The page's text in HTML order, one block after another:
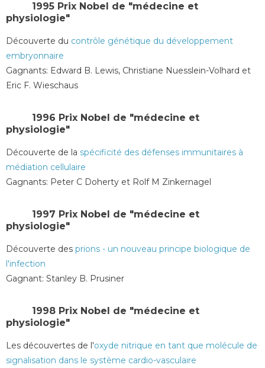
1995 Prix Nobel de "médecine et
physiologie"
Découverte du contrôle génétique du développement
embryonnaire
Gagnants: Edward B. Lewis, Christiane Nuesslein-Volhard et
Eric F. Wieschaus
1996 Prix Nobel de "médecine et
physiologie"
Découverte de la spécificité des défenses immunitaires à
médiation cellulaire
Gagnants: Peter C Doherty et Rolf M Zinkernagel
1997 Prix ​​Nobel de "médecine et
physiologie"
Découverte des prions - un nouveau principe biologique de
l'infection
Gagnant: Stanley B. Prusiner
1998 Prix Nobel de "médecine et
physiologie"
Les découvertes de l'oxyde nitrique en tant que molécule de
signalisation dans le système cardio-vasculaire